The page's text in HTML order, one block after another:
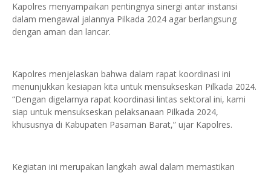
Kapolres menyampaikan pentingnya sinergi antar instansi
dalam mengawal jalannya Pilkada 2024 agar berlangsung
dengan aman dan lancar.
Kapolres menjelaskan bahwa dalam rapat koordinasi ini
menunjukkan kesiapan kita untuk mensukseskan Pilkada 2024.
“Dengan digelarnya rapat koordinasi lintas sektoral ini, kami
siap untuk mensukseskan pelaksanaan Pilkada 2024,
khususnya di Kabupaten Pasaman Barat,” ujar Kapolres.
Kegiatan ini merupakan langkah awal dalam memastikan